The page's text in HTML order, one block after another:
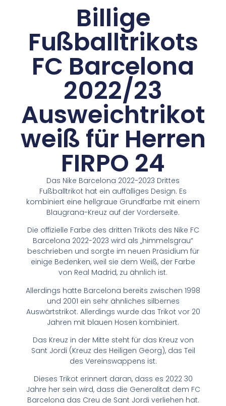
Billige
Fußballtrikots
FC Barcelona
2022/23
Ausweichtrikot
weiß für Herren
FIRPO 24
Das Nike Barcelona 2022-2023 Drittes
Fußballtrikot hat ein auffälliges Design. Es
kombiniert eine hellgraue Grundfarbe mit einem
Blaugrana-Kreuz auf der Vorderseite.
Die offizielle Farbe des dritten Trikots des Nike FC
Barcelona 2022-2023 wird als „himmelsgrau“
beschrieben und sorgte im neuen Präsidium für
einige Bedenken, weil sie dem Weiß, der Farbe
von Real Madrid, zu ähnlich ist.
Allerdings hatte Barcelona bereits zwischen 1998
und 2001 ein sehr ähnliches silbernes
Auswärtstrikot. Allerdings wurde das Trikot vor 20
Jahren mit blauen Hosen kombiniert.
Das Kreuz in der Mitte steht für das Kreuz von
Sant Jordi (Kreuz des Heiligen Georg), das Teil
des Vereinswappens ist.
Dieses Trikot erinnert daran, dass es 2022 30
Jahre her sein wird, dass die Generalitat dem FC
Barcelona das Creu de Sant Jordi verliehen hat.